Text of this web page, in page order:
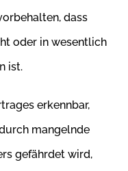
dass
oder in wesentlich
ist.
erkennbar,
mangelnde
gefährdet wird,